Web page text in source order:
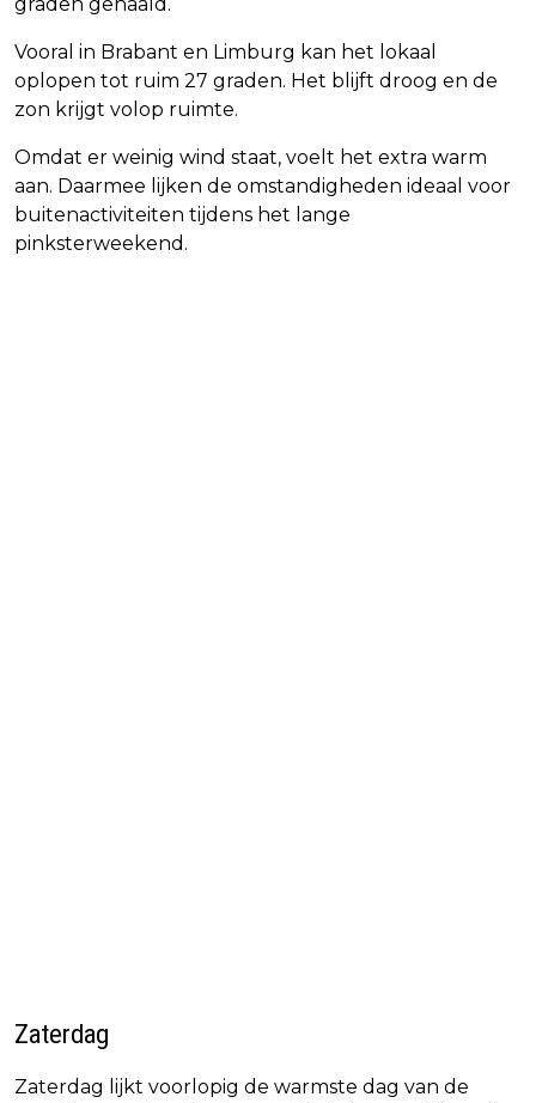
graden gehaald.
Vooral in Brabant en Limburg kan het lokaal
oplopen tot ruim 27 graden. Het blijft droog en de
zon krijgt volop ruimte.
Omdat er weinig wind staat, voelt het extra warm
aan. Daarmee lijken de omstandigheden ideaal voor
buitenactiviteiten tijdens het lange
pinksterweekend.
Zaterdag
Zaterdag lijkt voorlopig de warmste dag van de